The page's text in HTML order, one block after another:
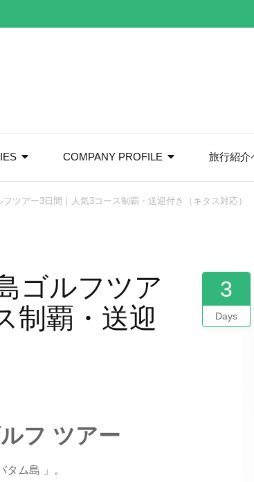
COMPANY PROFILE 旅行紹介
ツアー3日間｜人気3コース制覇・送迎付き（キタス対応）
ゴルフツア
制覇・送迎
3
Days
フ ツアー
ム島 」。